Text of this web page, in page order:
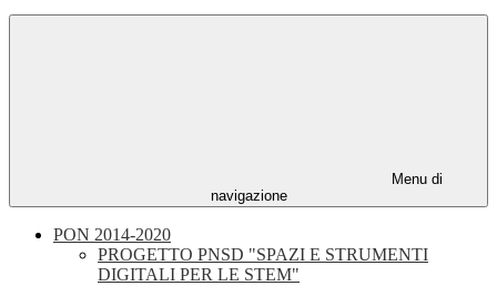
Menu di
navigazione
PON 2014-2020
PROGETTO PNSD "SPAZI E STRUMENTI
DIGITALI PER LE STEM"